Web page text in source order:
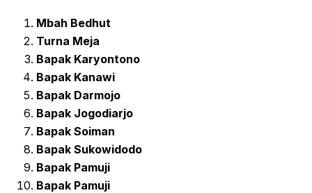
Mbah Bedhut
Turna Meja
Bapak Karyontono
Bapak Kanawi
Bapak Darmojo
Bapak Jogodiarjo
Bapak Soiman
Bapak Sukowidodo
Bapak Pamuji
Bapak Pamuji